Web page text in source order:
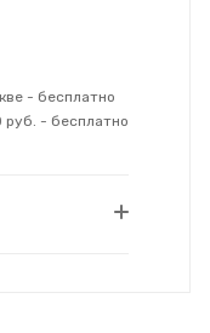
- бесплатно
руб. - бесплатно